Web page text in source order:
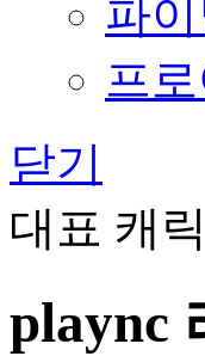
파
프
닫기
대표 캐
plaync